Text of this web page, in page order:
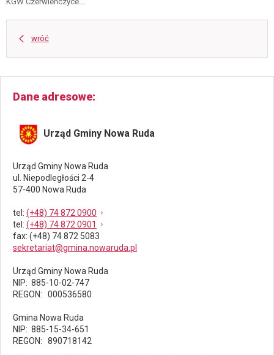
kluby
wróć
Dane adresowe
Urząd Gminy Nowa Ruda
Urząd Gminy Nowa Ruda
ul. Niepodległości 2-4
57-400 Nowa Ruda
tel : (+48) 74 872 0900
tel : (+48) 74 872 0901
fax: (+48) 74 872 5083
sekretariat@gmina.nowaruda.pl
Urząd Gminy Nowa Ruda
NIP: 885-10-02-747
REGON: 000536580
Gmina Nowa Ruda
NIP: 885-15-34-651
REGON: 890718142